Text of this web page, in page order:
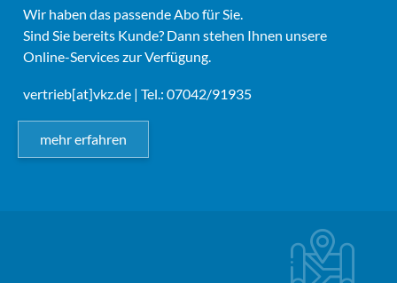
Wir haben das passende Abo für Sie.
Sind Sie bereits Kunde? Dann stehen Ihnen unsere
Online-Services zur Verfügung.
vertrieb[at]vkz.de | Tel.: 07042/91935
mehr erfahren